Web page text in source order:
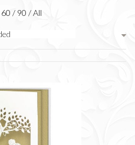
60 / 90 /All